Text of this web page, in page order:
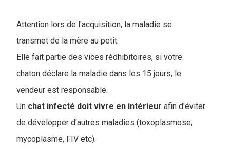
Attention lors de l'acquisition, la maladie se
transmet de la mère au petit.
Elle fait partie des vices rédhibitoires, si votre
chaton déclare la maladie dans les 15 jours, le
vendeur est responsable.
Un chat infecté doit vivre en intérieur afin d'éviter
de développer d'autres maladies (toxoplasmose,
mycoplasme, FIV etc).